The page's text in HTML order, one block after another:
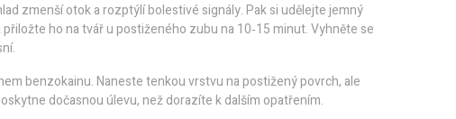
zmenší otok a rozptýlí bolestivé signály. Pak si udělejte jemný
ho na tvář u postiženého zubu na 10‑15 minut. Vyhněte se
benzokainu. Naneste tenkou vrstvu na postižený povrch, ale
dočasnou úlevu, než dorazíte k dalším opatřením.